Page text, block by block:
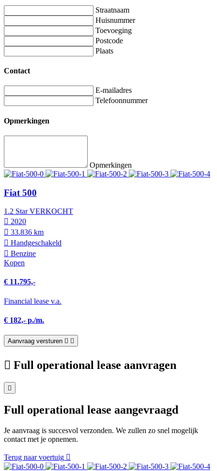
Straatnaam
Huisnummer
Toevoeging
Postcode
Plaats
Contact
E-mailadres
Telefoonnummer
Opmerkingen
Opmerkingen
Fiat 500
1.2 Star VERKOCHT
2020
33.836 km
Hand­geschakeld
Benzine
Kopen
€ 11.795,-
Financial lease v.a.
€ 182,- p./m.
Aanvraag versturen
Full operational lease aanvragen
Full operational lease aangevraagd
Je aanvraag is succesvol verzonden. We zullen zo snel mogelijk
contact met je opnemen.
Terug naar voertuig